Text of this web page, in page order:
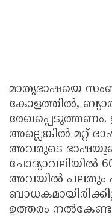
മാതൃഭാഷയെ
കോളത്തിൽ,
അല്ലെങ്കിൽ മറ്റ്
അവരുടെ
ചോദ്യാവലിയിൽ
അവയിൽ പലതും
ഉത്തരം